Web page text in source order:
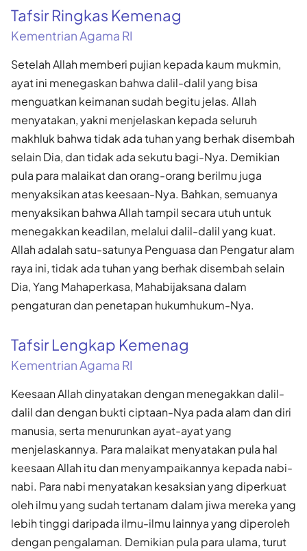
Tafsir Ringkas Kemenag
Kementrian Agama RI
Setelah Allah memberi pujian kepada kaum mukmin,
ayat ini menegaskan bahwa dalil-dalil yang bisa
menguatkan keimanan sudah begitu jelas. Allah
menyatakan, yakni menjelaskan kepada seluruh
makhluk bahwa tidak ada tuhan yang berhak disembah
selain Dia, dan tidak ada sekutu bagi-Nya. Demikian
pula para malaikat dan orang-orang berilmu juga
menyaksikan atas keesaan-Nya. Bahkan, semuanya
menyaksikan bahwa Allah tampil secara utuh untuk
menegakkan keadilan, melalui dalil-dalil yang kuat.
Allah adalah satu-satunya Penguasa dan Pengatur alam
raya ini, tidak ada tuhan yang berhak disembah selain
Dia, Yang Mahaperkasa, Mahabijaksana dalam
pengaturan dan penetapan hukumhukum-Nya.
Tafsir Lengkap Kemenag
Kementrian Agama RI
Keesaan Allah dinyatakan dengan menegakkan dalil-
dalil dan dengan bukti ciptaan-Nya pada alam dan diri
manusia, serta menurunkan ayat-ayat yang
menjelaskannya. Para malaikat menyatakan pula hal
keesaan Allah itu dan menyampaikannya kepada nabi-
nabi. Para nabi menyatakan kesaksian yang diperkuat
oleh ilmu yang sudah tertanam dalam jiwa mereka yang
lebih tinggi daripada ilmu-ilmu lainnya yang diperoleh
dengan pengalaman. Demikian pula para ulama, turut